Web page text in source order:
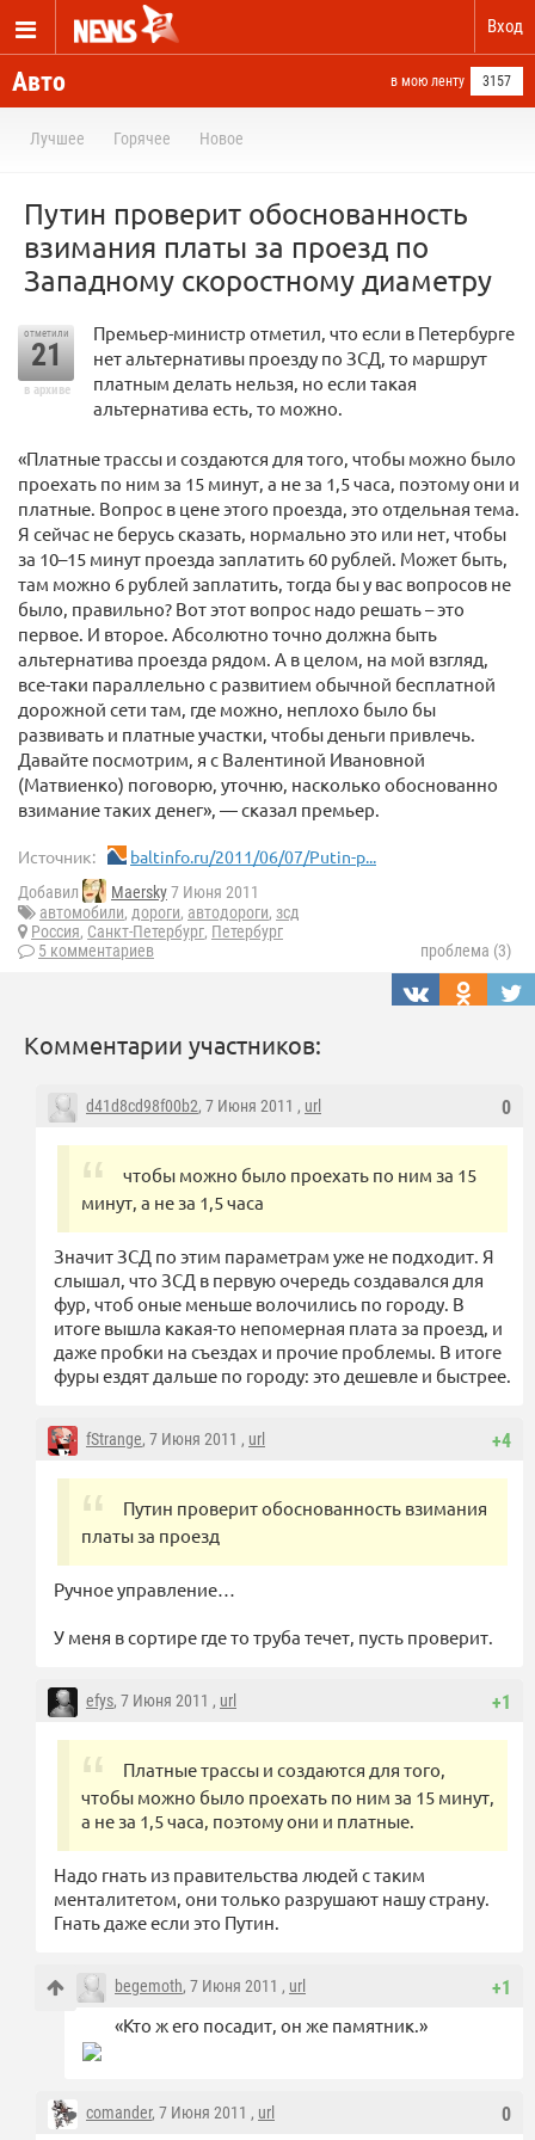
Вход
Авто в мою ленту 3157
Лучшее Горячее Новое
Путин проверит обоснованность
взимания платы за проезд по
Западному скоростному диаметру
отметили
21
в архиве
Премьер-министр отметил, что если в Петербурге
нет альтернативы проезду по ЗСД, то маршрут
платным делать нельзя, но если такая
альтернатива есть, то можно.
«Платные трассы и создаются для того, чтобы можно было
проехать по ним за 15 минут, а не за 1,5 часа, поэтому они и
платные. Вопрос в цене этого проезда, это отдельная тема.
Я сейчас не берусь сказать, нормально это или нет, чтобы
за 10–15 минут проезда заплатить 60 рублей. Может быть,
там можно 6 рублей заплатить, тогда бы у вас вопросов не
было, правильно? Вот этот вопрос надо решать – это
первое. И второе. Абсолютно точно должна быть
альтернатива проезда рядом. А в целом, на мой взгляд,
все-таки параллельно с развитием обычной бесплатной
дорожной сети там, где можно, неплохо было бы
развивать и платные участки, чтобы деньги привлечь.
Давайте посмотрим, я с Валентиной Ивановной
(Матвиенко) поговорю, уточню, насколько обоснованно
взимание таких денег», — сказал премьер.
Источник: baltinfo.ru/2011/06/07/Putin-p...
Добавил Maersky7 Июня 2011
автомобили, дороги, автодороги, зсд
Россия, Санкт-Петербург, Петербург
5 комментариев
проблема (3)
Комментарии участников:
0
d41d8cd98f00b2, 7 Июня 2011 , url
чтобы можно было проехать по ним за 15
минут, а не за 1,5 часа
Значит ЗСД по этим параметрам уже не подходит. Я
слышал, что ЗСД в первую очередь создавался для
фур, чтоб оные меньше волочились по городу. В
итоге вышла какая-то непомерная плата за проезд, и
даже пробки на съездах и прочие проблемы. В итоге
фуры ездят дальше по городу: это дешевле и быстрее.
+4
fStrange, 7 Июня 2011 , url
Путин проверит обоснованность взимания
платы за проезд
Ручное управление…
У меня в сортире где то труба течет, пусть проверит.
+1
efys, 7 Июня 2011 , url
Платные трассы и создаются для того,
чтобы можно было проехать по ним за 15 минут,
а не за 1,5 часа, поэтому они и платные.
Надо гнать из правительства людей с таким
менталитетом, они только разрушают нашу страну.
Гнать даже если это Путин.
+1
begemoth, 7 Июня 2011 , url
«Кто ж его посадит, он же памятник.»
0
comander, 7 Июня 2011 , url